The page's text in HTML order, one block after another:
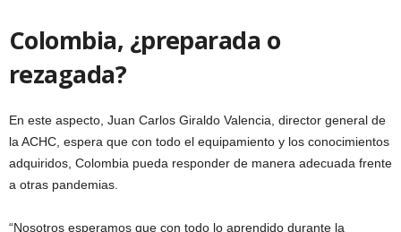
Colombia, ¿preparada o
rezagada?
En este aspecto, Juan Carlos Giraldo Valencia, director general de
la ACHC, espera que con todo el equipamiento y los conocimientos
adquiridos, Colombia pueda responder de manera adecuada frente
a otras pandemias.
“Nosotros esperamos que con todo lo aprendido durante la